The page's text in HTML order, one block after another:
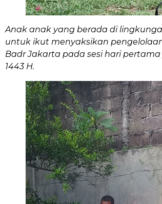
Anak anak yang berada di
untuk ikut menyaksikan
Badr Jakarta pada sesi hari
1443 H.